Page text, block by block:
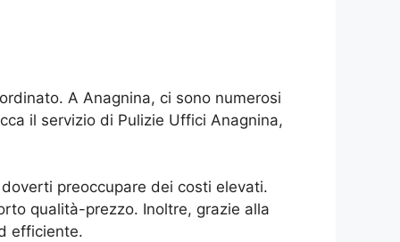
A Anagnina, ci sono numerosi
il servizio di Pulizie Uffici Anagnina,
preoccupare dei costi elevati.
qualità-prezzo. Inoltre, grazie alla
efficiente.